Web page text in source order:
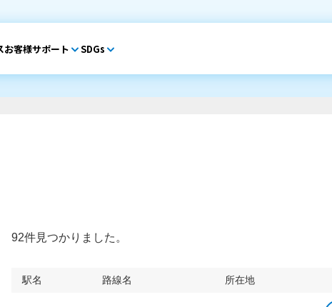
お客様サポート SDGs
92件見つかりました。
駅名 路線名 所在地